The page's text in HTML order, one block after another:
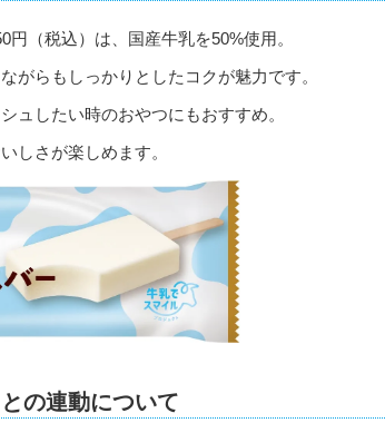
（税込）は、国産牛乳を50%使用。
がらもしっかりとしたコクが魅力です。
ュしたい時のおやつにもおすすめ。
しさが楽しめます。
の連動について